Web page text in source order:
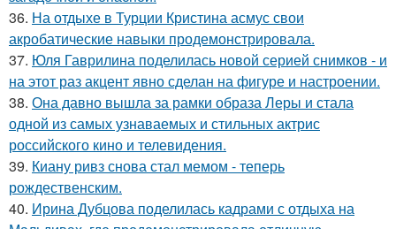
36. На отдыхе в Турции Кристина асмус свои
акробатические навыки продемонстрировала.
37. Юля Гаврилина поделилась новой серией снимков - и
на этот раз акцент явно сделан на фигуре и настроении.
38. Она давно вышла за рамки образа Леры и стала
одной из самых узнаваемых и стильных актрис
российского кино и телевидения.
39. Киану ривз снова стал мемом - теперь
рождественским.
40. Ирина Дубцова поделилась кадрами с отдыха на